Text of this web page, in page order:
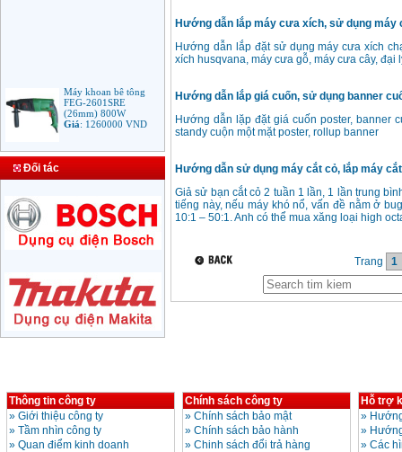
Máy khoan bê tông
FEG-2601SRE
(26mm) 800W
Giá:1260000VND
Máy Khoan Bosch
GSB 16RE (750W)
Bộ máy khoan Bosch
GSB 13RE hộp nhựa
100 chi tiết
Máy khoan sắt Bosch
GBM 350 (350W)
Giá:1038000
Đối tác
Hướng dẫn lắp máy cưa xích, sử dụng máy
Hướng dẫn lắp đặt sử dụng máy cưa xích
xích husqvana, máy cưa gỗ, máy cưa cây, đại
Hướng dẫn lắp giá cuốn, sử dụng banner
Hướng dẫn lặp đặt giá cuốn poster, banner
standy cuộn một mặt poster, rollup banner
Hướng dẫn sử dụng máy cắt cỏ, lắp máy
Giả sử bạn cắt cỏ 2 tuần 1 lần, 1 lần trung
tiếng này, nếu máy khó nổ, vấn đề nằm ở
10:1 – 50:1. Anh có thể mua xăng loại high
Trang 1
Thông tin công ty
» Giới thiệu công ty
» Tầm nhìn công ty
» Quan điểm kinh doanh
Chính sách công ty
» Chính sách bảo mật
» Chính sách bảo hành
» Chinh sách đổi trả hàng
Hỗ trợ
»
»
» Các